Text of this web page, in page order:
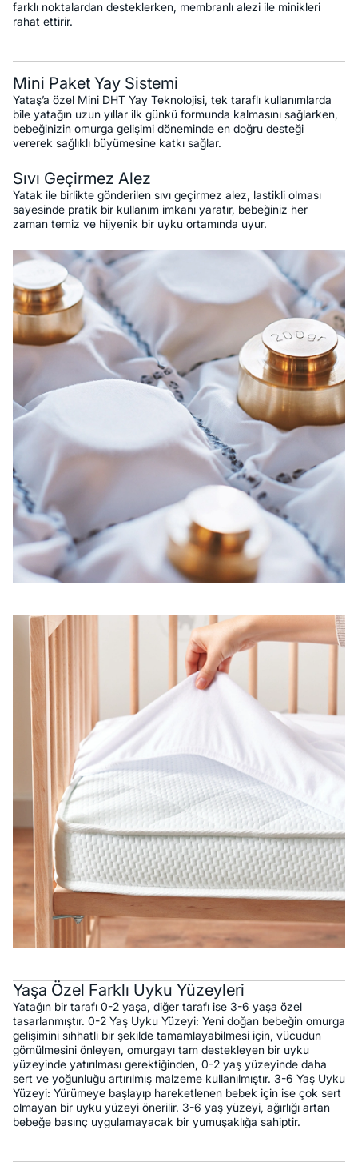
farklı noktalardan desteklerken, membranlı alezi ile minikleri
rahat ettirir.
Mini Paket Yay Sistemi
Yataş’a özel Mini DHT Yay Teknolojisi, tek taraflı kullanımlarda
bile yatağın uzun yıllar ilk günkü formunda kalmasını sağlarken,
bebeğinizin omurga gelişimi döneminde en doğru desteği
vererek sağlıklı büyümesine katkı sağlar.
Sıvı Geçirmez Alez
Yatak ile birlikte gönderilen sıvı geçirmez alez, lastikli olması
sayesinde pratik bir kullanım imkanı yaratır, bebeğiniz her
zaman temiz ve hijyenik bir uyku ortamında uyur.
Yaşa Özel Farklı Uyku Yüzeyleri
Yatağın bir tarafı 0-2 yaşa, diğer tarafı ise 3-6 yaşa özel
tasarlanmıştır. 0-2 Yaş Uyku Yüzeyi: Yeni doğan bebeğin omurga
gelişimini sıhhatli bir şekilde tamamlayabilmesi için, vücudun
gömülmesini önleyen, omurgayı tam destekleyen bir uyku
yüzeyinde yatırılması gerektiğinden, 0-2 yaş yüzeyinde daha
sert ve yoğunluğu artırılmış malzeme kullanılmıştır. 3-6 Yaş Uyku
Yüzeyi: Yürümeye başlayıp hareketlenen bebek için ise çok sert
olmayan bir uyku yüzeyi önerilir. 3-6 yaş yüzeyi, ağırlığı artan
bebeğe basınç uygulamayacak bir yumuşaklığa sahiptir.